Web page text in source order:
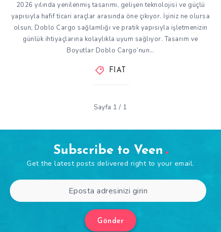
2026 yılında yenilenmiş tasarımı, gelişen teknolojisi ve güçlü
yapısıyla hafif ticari araçlar arasında öne çıkıyor. İşiniz ne olursa
olsun, Doblo Cargo sağlamlığı ve pratik yapısıyla işletmenizin
günlük ihtiyaçlarına kolaylıkla uyum sağlıyor. Tasarım ve
Boyutlar Doblo Cargo’nun…
FIAT
Sayfa 1 / 1
Subscribe to Veen
Get the latest posts delivered right to your email.
Gönder